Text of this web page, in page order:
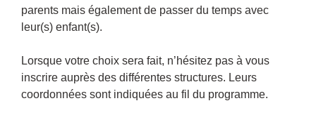
parents mais également de passer du temps avec
leur(s) enfant(s).
Lorsque votre choix sera fait, n’hésitez pas à vous
inscrire auprès des différentes structures. Leurs
coordonnées sont indiquées au fil du programme.